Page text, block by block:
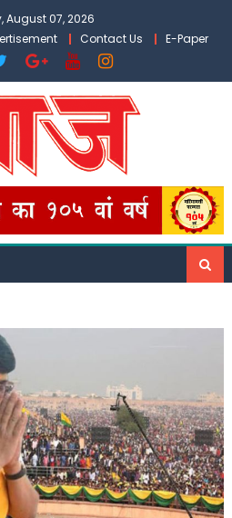
August 07, 2026
Contact Us E-Paper